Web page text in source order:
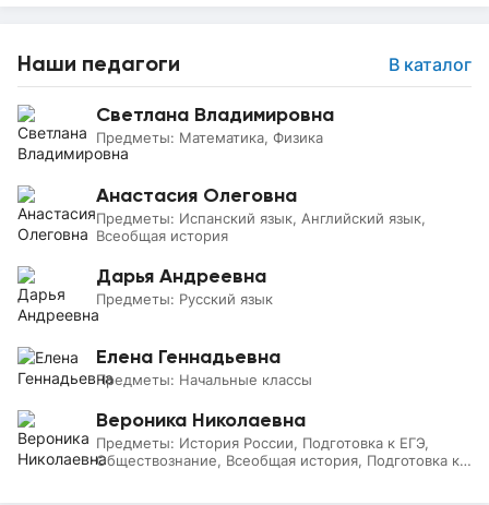
Наши педагоги В каталог
Светлана Владимировна
Предметы: Математика, Физика
Анастасия Олеговна
Предметы: Испанский язык, Английский язык,
Всеобщая история
Дарья Андреевна
Предметы: Русский язык
Елена Геннадьевна
Предметы: Начальные классы
Вероника Николаевна
Предметы: История России, Подготовка к ЕГЭ,
Обществознание, Всеобщая история, Подготовка к